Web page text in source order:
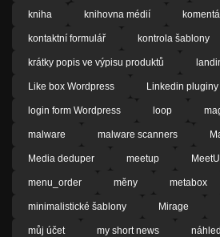
kniha knihovna médií
kontaktní formulář kontrola šablony
krátky popis ve výpisu produktů
Like box Wordpress Linkedin pluginy
login form Wordpress loop
malware malware scanners
Media deduper meetup
menu_order měny metabox
minimalistické šablony Mirage
můj účet my short news